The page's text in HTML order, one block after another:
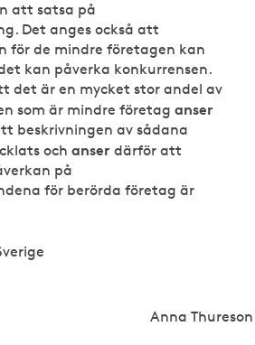
att satsa på
Det anges också att
för de mindre företagen kan
kan påverka konkurrensen.
det är en mycket stor andel av
som är mindre företaganser
beskrivningen av sådana
ochanser därför att
på
för berörda företag är
Anna Thureson